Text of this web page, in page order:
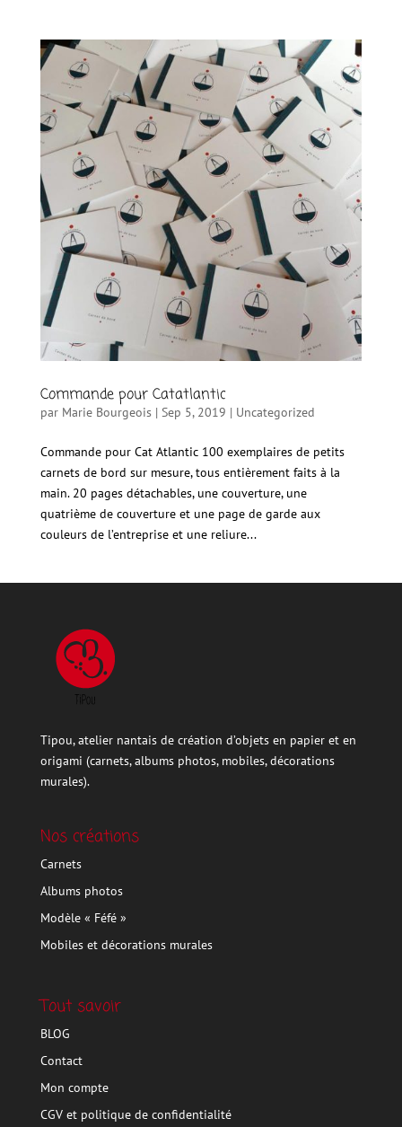
Commande pour Catatlantic
par Marie Bourgeois| Sep 5, 2019 | Uncategorized
Commande pour Cat Atlantic 100 exemplaires de petits
carnets de bord sur mesure, tous entièrement faits à la
main. 20 pages détachables, une couverture, une
quatrième de couverture et une page de garde aux
couleurs de l’entreprise et une reliure...
Tipou, atelier nantais de création d’objets en papier et en
origami (carnets, albums photos, mobiles, décorations
murales).
Nos créations
Carnets
Albums photos
Modèle « Féfé »
Mobiles et décorations murales
Tout savoir
BLOG
Contact
Mon compte
CGV et politique de confidentialité